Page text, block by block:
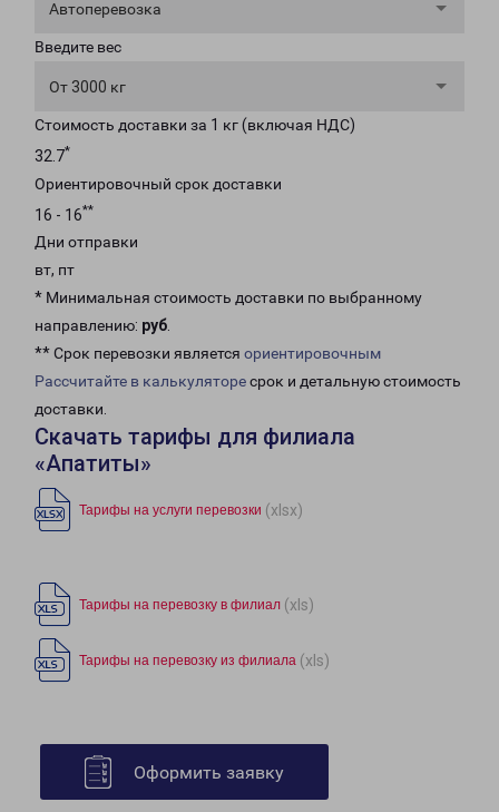
Автоперевозка
Введите вес
От 3000 кг
Стоимость доставки за 1 кг (включая НДС)
32.7*
Ориентировочный срок доставки
16 - 16**
Дни отправки
вт, пт
* Минимальная стоимость доставки по выбранному
направлению: руб.
** Срок перевозки является ориентировочным
Рассчитайте в калькуляторесрок и детальную стоимость
доставки.
Скачать тарифы для филиала
«Апатиты»
Тарифы на услуги перевозки (xlsx)
Тарифы на перевозку в филиал (xls)
Тарифы на перевозку из филиала (xls)
Оформить заявку